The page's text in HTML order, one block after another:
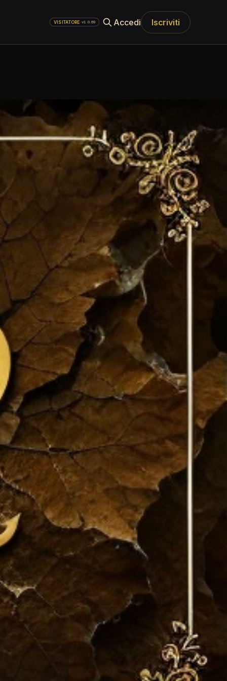
VISITATORE ·v1.0.69 Accedi Iscriviti